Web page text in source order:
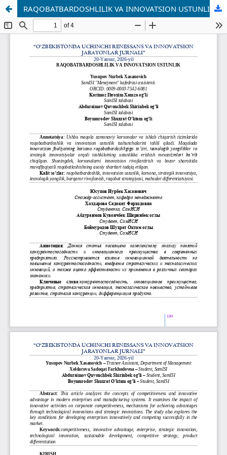
RAQOBATBARDOSHLILIK VA INNOVATSION USTUNLIK